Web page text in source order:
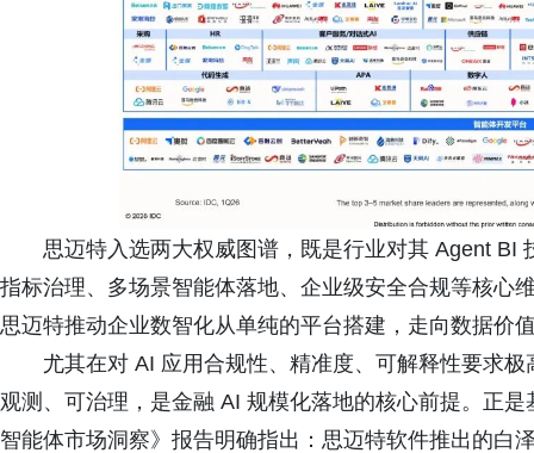
思迈特入选两大权威图谱，既是行业对其 Agent BI
指标治理、多场景智能体落地、企业级安全合规等核心
思迈特推动企业数智化从单纯的平台搭建，走向数据价
尤其在对 AI 应用合规性、精准度、可解释性要求
观测、可治理，是金融 AI 规模化落地的核心前提。正
智能体市场洞察》报告明确指出：思迈特软件推出的白